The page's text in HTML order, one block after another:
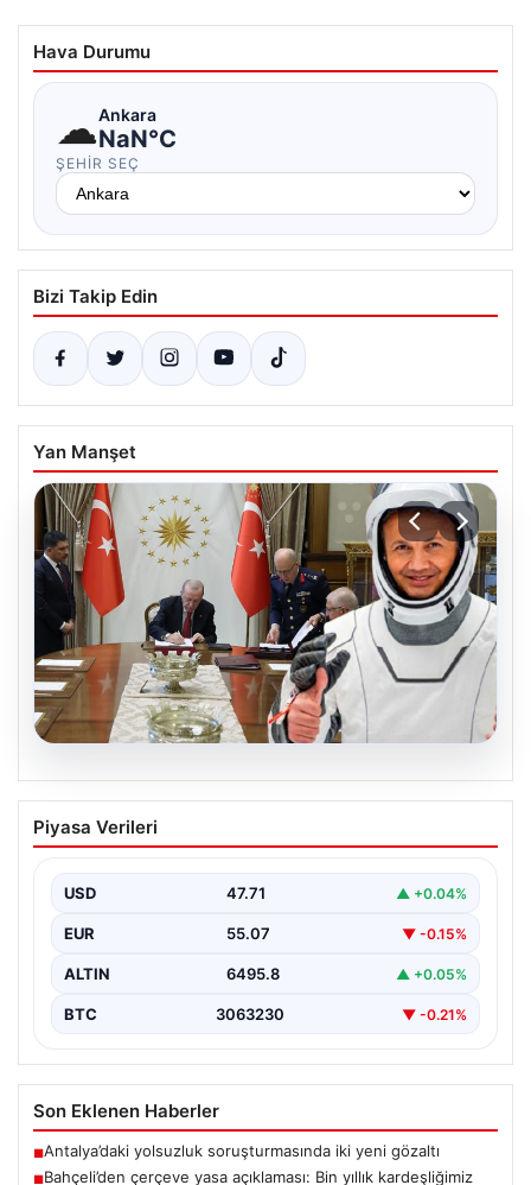
Hava Durumu
☁Ankara
NaN°C
ŞEHIR SEÇ
Bizi Takip Edin
Yan Manşet
Açık Hava Yaşam alanlarında Konfor ve
bahçe mutfağı Tasarımları
Piyasa Verileri